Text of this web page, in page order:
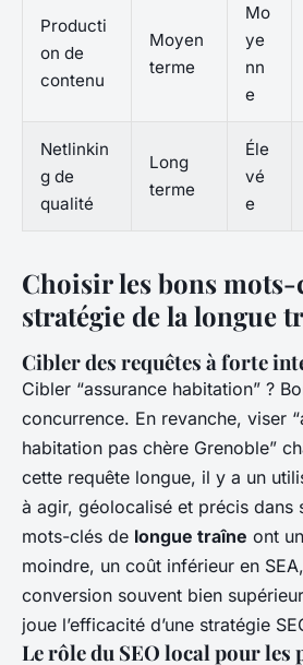
Producti
on de
contenu
Moyen
terme
Mo
ye
nn
e
Netlinkin
g de
qualité
Long
terme
Éle
vé
e
Choisir les bons mots-
stratégie de la longue
Cibler des requêtes à forte
Cibler “assurance habitation” ?
concurrence. En revanche, viser
habitation pas chère Grenoble”
cette requête longue, il y a un
à agir, géolocalisé et précis dans
mots-clés de longue traîne ont
moindre, un coût inférieur en
conversion souvent bien
joue l’efficacité d’une stratégie
Le rôle du SEO local pour les